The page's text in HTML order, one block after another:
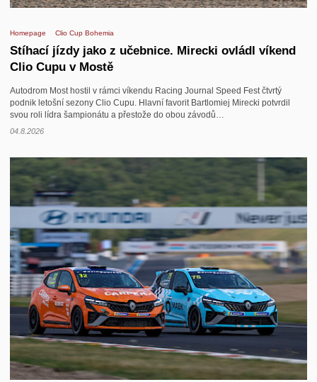
Homepage Clio Cup Bohemia
Stíhací jízdy jako z učebnice. Mirecki ovládl víkend
Clio Cupu v Mostě
Autodrom Most hostil v rámci víkendu Racing Journal Speed Fest čtvrtý
podnik letošní sezony Clio Cupu. Hlavní favorit Bartlomiej Mirecki potvrdil
svou roli lídra šampionátu a přestože do obou závodů…
04.8.2026